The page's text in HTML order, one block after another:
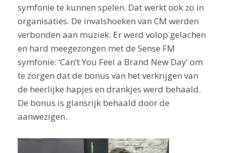
symfonie te kunnen spelen. Dat werkt ook zo in
organisaties. De invalshoeken van CM werden
verbonden aan muziek. Er werd volop gelachen
en hard meegezongen met de Sense FM
symfonie: ‘Can‘t You Feel a Brand New Day‘ om
te zorgen dat de bonus van het verkrijgen van
de heerlijke hapjes en drankjes werd behaald.
De bonus is glansrijk behaald door de
aanwezigen.